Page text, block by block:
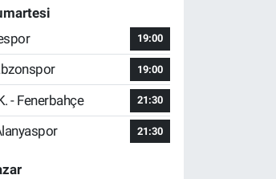
19:00
19:00
- Fenerbahçe 21:30
21:30